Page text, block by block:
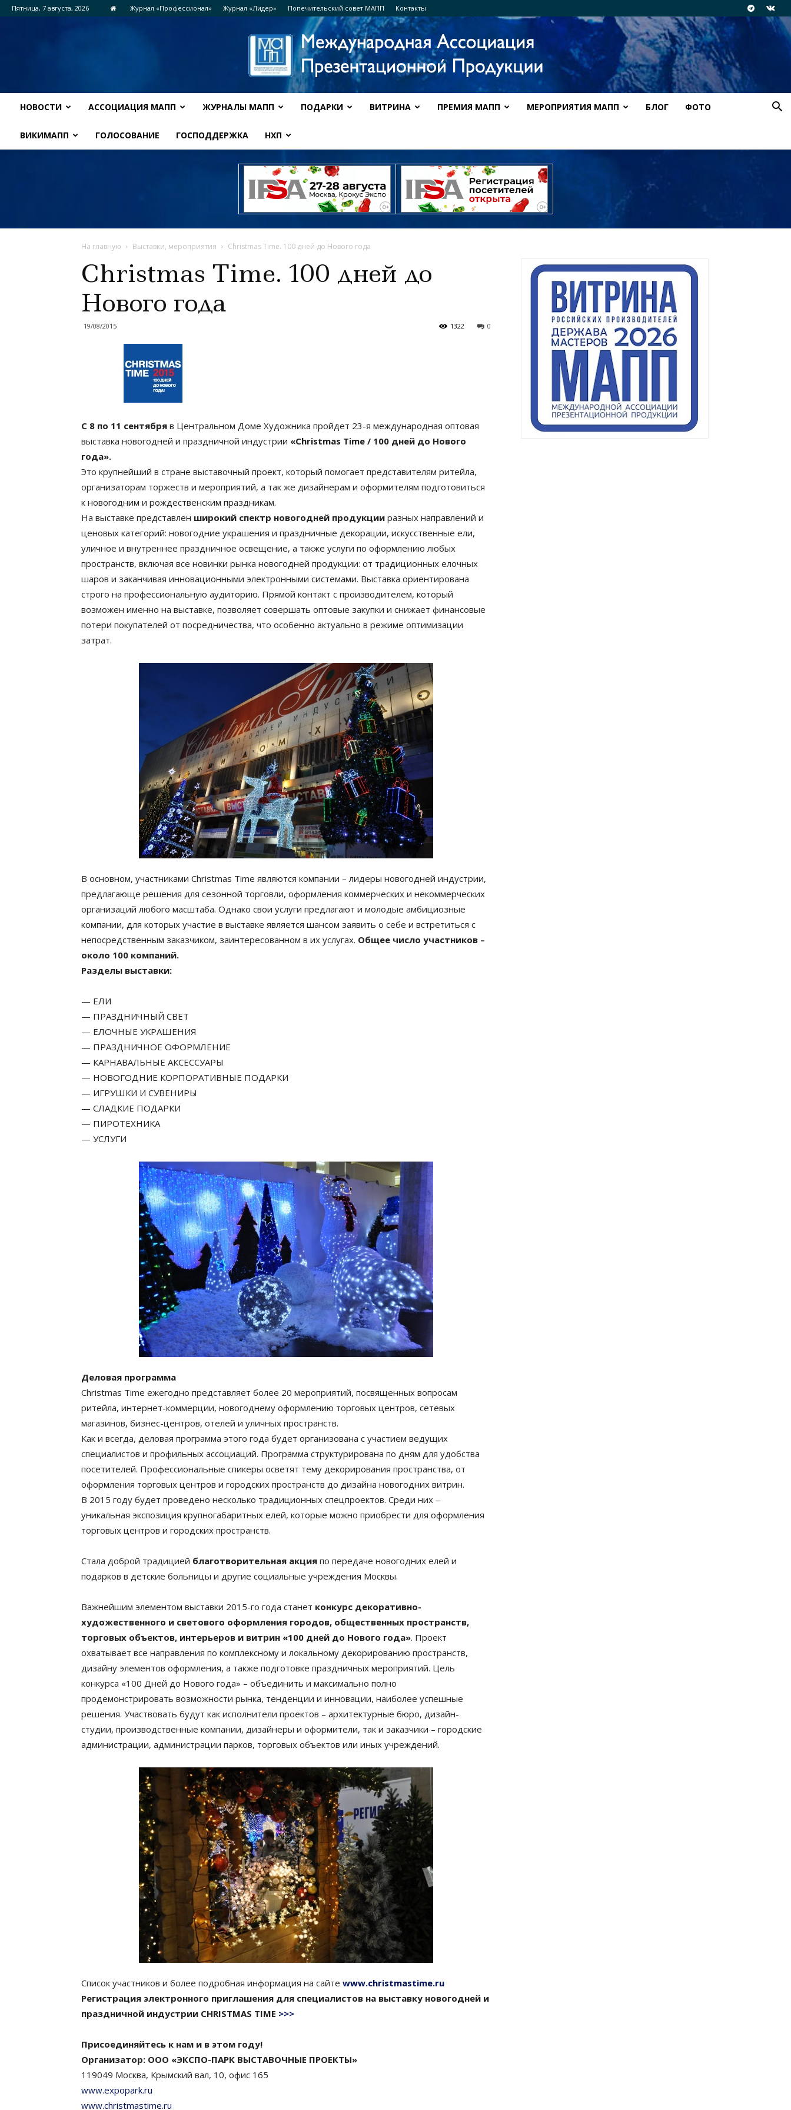
Пятница, 7 августа, 2026 Журнал «Профессионал» Журнал «Лидер» Попечительский совет МАПП Контакты
НОВОСТИ АССОЦИАЦИЯ МАПП ЖУРНАЛЫ МАПП ПОДАРКИ ВИТРИНА ПРЕМИЯ МАПП МЕРОПРИЯТИЯ МАПП БЛОГ ФОТО
ВИКИМАПП ГОЛОСОВАНИЕ ГОСПОДДЕРЖКА НХП
На главную Выставки, мероприятия Christmas Time. 100 дней до Нового года
Christmas Time. 100 дней до
Нового года
19/08/2015 0
1322
С 8 по 11 сентября в Центральном Доме Художника пройдет 23-я международная оптовая
выставка новогодней и праздничной индустрии «Christmas Time / 100 дней до Нового
года».
Это крупнейший в стране выставочный проект, который помогает представителям ритейла,
организаторам торжеств и мероприятий, а так же дизайнерам и оформителям подготовиться
к новогодним и рождественским праздникам.
На выставке представлен широкий спектр новогодней продукции разных направлений и
ценовых категорий: новогодние украшения и праздничные декорации, искусственные ели,
уличное и внутреннее праздничное освещение, а также услуги по оформлению любых
пространств, включая все новинки рынка новогодней продукции: от традиционных елочных
шаров и заканчивая инновационными электронными системами. Выставка ориентирована
строго на профессиональную аудиторию. Прямой контакт с производителем, который
возможен именно на выставке, позволяет совершать оптовые закупки и снижает финансовые
потери покупателей от посредничества, что особенно актуально в режиме оптимизации
затрат.
В основном, участниками Christmas Time являются компании – лидеры новогодней индустрии,
предлагающе решения для сезонной торговли, оформления коммерческих и некоммерческих
организаций любого масштаба. Однако свои услуги предлагают и молодые амбициозные
компании, для которых участие в выставке является шансом заявить о себе и встретиться с
непосредственным заказчиком, заинтересованном в их услугах. Общее число участников –
около 100 компаний.
Разделы выставки:
— ЕЛИ
— ПРАЗДНИЧНЫЙ СВЕТ
— ЕЛОЧНЫЕ УКРАШЕНИЯ
— ПРАЗДНИЧНОЕ ОФОРМЛЕНИЕ
— КАРНАВАЛЬНЫЕ АКСЕССУАРЫ
— НОВОГОДНИЕ КОРПОРАТИВНЫЕ ПОДАРКИ
— ИГРУШКИ И СУВЕНИРЫ
— СЛАДКИЕ ПОДАРКИ
— ПИРОТЕХНИКА
— УСЛУГИ
Деловая программа
Christmas Time ежегодно представляет более 20 мероприятий, посвященных вопросам
ритейла, интернет-коммерции, новогоднему оформлению торговых центров, сетевых
магазинов, бизнес-центров, отелей и уличных пространств.
Как и всегда, деловая программа этого года будет организована с участием ведущих
специалистов и профильных ассоциаций. Программа структурирована по дням для удобства
посетителей. Профессиональные спикеры осветят тему декорирования пространства, от
оформления торговых центров и городских пространств до дизайна новогодних витрин.
В 2015 году будет проведено несколько традиционных спецпроектов. Среди них –
уникальная экспозиция крупногабаритных елей, которые можно приобрести для оформления
торговых центров и городских пространств.
Стала доброй традицией благотворительная акция по передаче новогодних елей и
подарков в детские больницы и другие социальные учреждения Москвы.
Важнейшим элементом выставки 2015-го года станет конкурс декоративно-
художественного и светового оформления городов, общественных пространств,
торговых объектов, интерьеров и витрин «100 дней до Нового года». Проект
охватывает все направления по комплексному и локальному декорированию пространств,
дизайну элементов оформления, а также подготовке праздничных мероприятий. Цель
конкурса «100 Дней до Нового года» – объединить и максимально полно
продемонстрировать возможности рынка, тенденции и инновации, наиболее успешные
решения. Участвовать будут как исполнители проектов – архитектурные бюро, дизайн-
студии, производственные компании, дизайнеры и оформители, так и заказчики – городские
администрации, администрации парков, торговых объектов или иных учреждений.
Cписок участников и более подробная информация на сайте www.christmastime.ru
Регистрация электронного приглашения для специалистов на выставку новогодней и
праздничной индустрии CHRISTMAS TIME >>>
Присоединяйтесь к нам и в этом году!
Организатор: ООО «ЭКСПО-ПАРК ВЫСТАВОЧНЫЕ ПРОЕКТЫ»
119049 Москва, Крымский вал, 10, офис 165
www.expopark.ru
www.christmastime.ru